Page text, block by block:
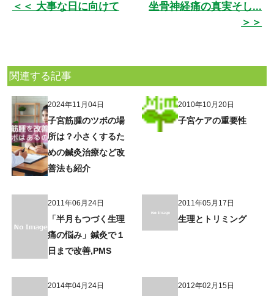
＜＜ 大事な日に向けて
坐骨神経痛の真実そし...
＞＞
関連する記事
2024年11月04日
子宮筋腫のツボの場
所は？小さくするた
めの鍼灸治療など改
善法も紹介
2010年10月20日
子宮ケアの重要性
2011年06月24日
「半月もつづく生理
痛の悩み」鍼灸で１
日まで改善,PMS
2011年05月17日
生理とトリミング
2014年04月24日 2012年02月15日